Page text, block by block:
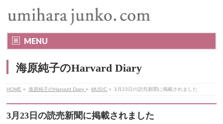
MENU
海原純子のHarvard Diary
HOME » 海原純子のHarvard Diary» MUSIC » 3月23日の読売新聞に掲載されました
3月23日の読売新聞に掲載されました